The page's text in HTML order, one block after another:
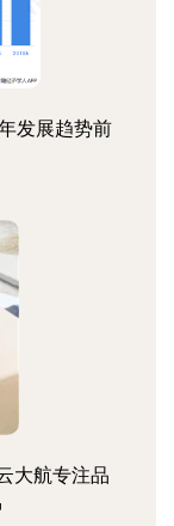
发展趋势前
大航专注品